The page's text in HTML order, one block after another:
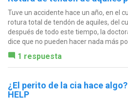
Tuve un accidente hace un año, en el
rotura total de tendón de aquiles, del
después de todo este tiempo, la
dice que no pueden hacer nada más
1 respuesta
¿El perito de la cia hace
HELP